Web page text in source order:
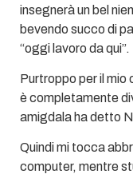
insegnerà un bel
bevendo succo di
“oggi lavoro da qui”.
Purtroppo per il mio
è completamente
amigdala ha detto
Quindi mi tocca
computer, mentre